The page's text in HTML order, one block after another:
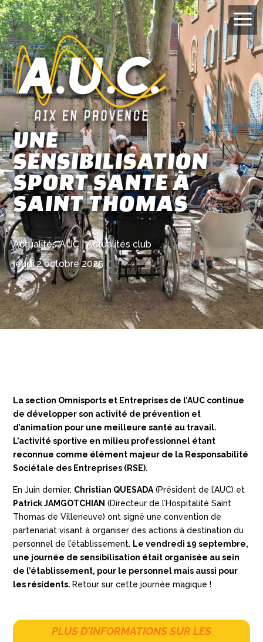
a
UNE
SENSIBILISATION
SPORT SANTE À
SAINT THOMAS
Actualités AUC |Actualités club
jeudi 2 octobre 2025
La section Omnisports et Entreprises de l’AUC continue
de développer son activité de prévention et
d’animation pour une meilleure santé au travail.
L’activité sportive en milieu professionnel étant
reconnue comme élément majeur de la Responsabilité
Sociétale des Entreprises (RSE).
En Juin dernier, Christian QUESADA (Président de l’AUC) et
Patrick JAMGOTCHIAN (Directeur de l’Hospitalité Saint
Thomas de Villeneuve) ont signé une convention de
partenariat visant à organiser des actions à destination du
personnel de l’établissement. Le vendredi 19 septembre,
une journée de sensibilisation était organisée au sein
de l’établissement, pour le personnel mais aussi pour
les résidents. Retour sur cette journée magique !
PLUS D'INFORMATIONS SUR LES